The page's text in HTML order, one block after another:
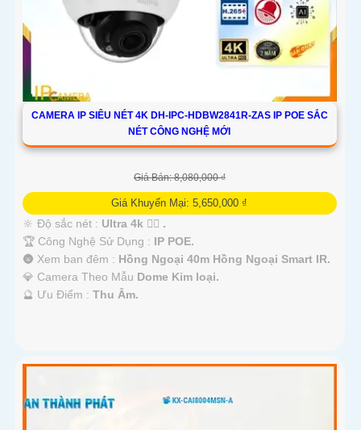
CAMERA IP SIÊU NÉT 4K DH-IPC-HDBW2841R-ZAS IP POE SẮC
NÉT CÔNG NGHỆ MỚI
Giá Bán: 8,080,000 ₫
Giá Khuyến Mại: 5,650,000 ₫
🔆 Độ sắc nét : Ultra 4k 👍🏾 .
🏆 Công Nghệ Sử Dụng : IP POE.
🌚 Xem ban đêm : Hồng Ngoại 40m Hồng Ngoại Smart IR.
💎 Camera Theo Mẫu Dome Kim loại.
️🔮 Ưu Điểm : Thu Âm.